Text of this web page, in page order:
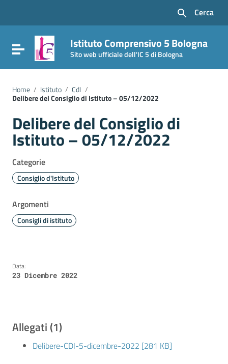
Vai al footer
Cerca
Attiva / disattiva la navigazione
Istituto Comprensivo 5 Bologna
Sito web ufficiale dell'IC 5 di Bologna
Home / Istituto / CdI /
Delibere del Consiglio di Istituto – 05/12/2022
Delibere del Consiglio di
Istituto – 05/12/2022
Categorie
Consiglio d'Istituto
Argomenti
Consigli di istituto
Data:
23 Dicembre 2022
Allegati (1)
Delibere-CDI-5-dicembre-2022 [281 KB]